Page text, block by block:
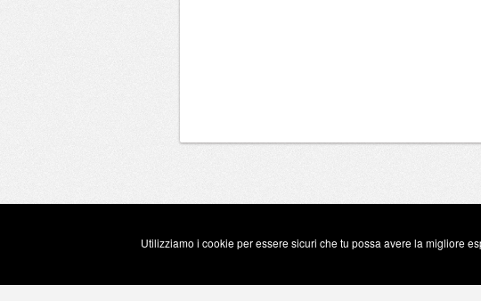
Utilizziamo i cookie per essere sicuri che tu possa avere la migliore